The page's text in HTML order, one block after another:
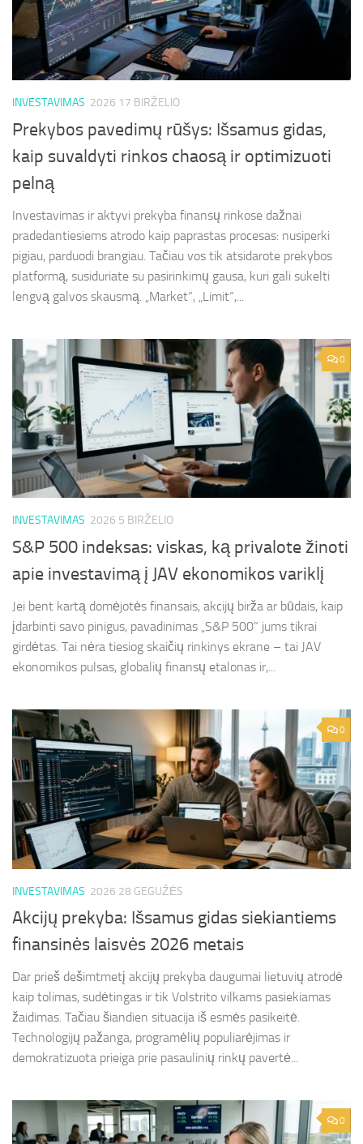
INVESTAVIMAS 2026 17 BIRŽELIO
Prekybos pavedimų rūšys: Išsamus gidas,
kaip suvaldyti rinkos chaosą ir optimizuoti
pelną
Investavimas ir aktyvi prekyba finansų rinkose dažnai
pradedantiesiems atrodo kaip paprastas procesas: nusiperki
pigiau, parduodi brangiau. Tačiau vos tik atsidarote prekybos
platformą, susiduriate su pasirinkimų gausa, kuri gali sukelti
lengvą galvos skausmą. „Market“, „Limit“,...
0
INVESTAVIMAS 2026 5 BIRŽELIO
S&P 500 indeksas: viskas, ką privalote žinoti
apie investavimą į JAV ekonomikos variklį
Jei bent kartą domėjotės finansais, akcijų birža ar būdais, kaip
įdarbinti savo pinigus, pavadinimas „S&P 500“ jums tikrai
girdėtas. Tai nėra tiesiog skaičių rinkinys ekrane – tai JAV
ekonomikos pulsas, globalių finansų etalonas ir,...
0
INVESTAVIMAS 2026 28 GEGUŽĖS
Akcijų prekyba: Išsamus gidas siekiantiems
finansinės laisvės 2026 metais
Dar prieš dešimtmetį akcijų prekyba daugumai lietuvių atrodė
kaip tolimas, sudėtingas ir tik Volstrito vilkams pasiekiamas
žaidimas. Tačiau šiandien situacija iš esmės pasikeitė.
Technologijų pažanga, programėlių populiarėjimas ir
demokratizuota prieiga prie pasaulinių rinkų pavertė...
0